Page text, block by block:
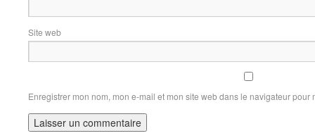
Site web
Enregistrer mon nom, mon e-mail et mon site web dans le navigateur pour